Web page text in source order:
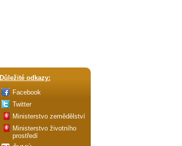
Důležité odkazy:
Facebook
Twitter
Ministerstvo zemědělství
Ministerstvo životního
prostředí